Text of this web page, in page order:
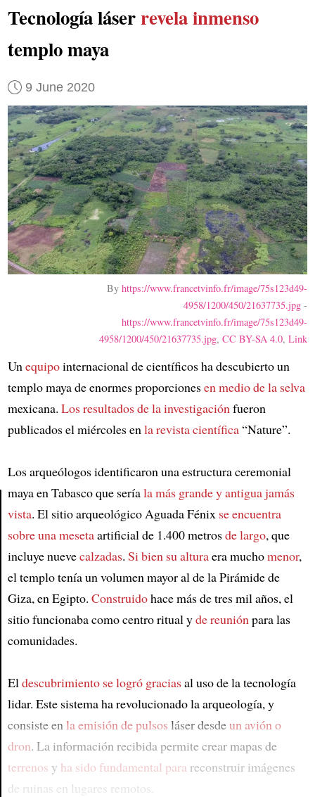
Article
Tecnología láserrevela inmenso
templo maya
9 June 2020
Byhttps://www.francetvinfo.fr/image/75s123d49-
4958/1200/450/21637735.jpg -
https://www.francetvinfo.fr/image/75s123d49-
4958/1200/450/21637735.jpg,CC BY-SA 4.0,Link
Un equipointernacional de científicos ha descubierto un
templo maya de enormes proporcionesen medio de la selva
mexicana. Los resultados de la investigación fueron
publicados el miércoles en la revista científica“Nature”.
Los arqueólogos identificaron una estructura ceremonial
maya en Tabasco que seríala más grande y antiguajamás
vista. El sitio arqueológico Aguada Fénix se encuentra
sobreuna mesetaartificial de 1.400 metrosde largo, que
incluye nuevecalzadas. Si bien su alturaera muchomenor,
el templo tenía un volumen mayor al de la Pirámide de
Giza, en Egipto. Construidohace más de tres mil años, el
sitio funcionaba como centro ritual yde reunión para las
comunidades.
El descubrimiento se logró graciasal uso de la tecnología
lidar. Este sistema ha revolucionado la arqueología, y
consiste en la emisión de pulsos láser desdeun avión o
dron. La información recibida permite crear mapas de
terrenos y ha sido fundamental para reconstruir imágenes
de ruinas en lugares remotos.